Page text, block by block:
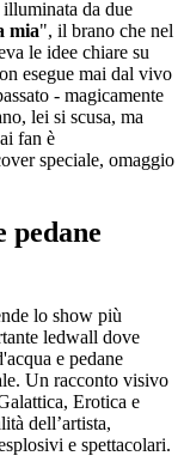
illuminata da due
mia", il brano che nel
le idee chiare su
esegue mai dal vivo
- magicamente
lei si scusa, ma
fan è
speciale, omaggio
pedane
lo show più
ledwall dove
e pedane
Un racconto visivo
Erotica e
dell’artista,
e spettacolari.